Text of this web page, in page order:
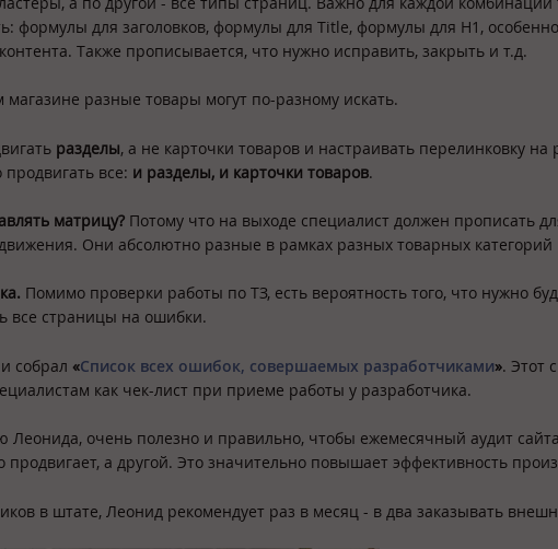
формулы для заголовков, формулы для Title, формулы для H1,
Также прописывается, что нужно исправить, закрыть и т.д.
разные товары могут по-разному искать.
разделы, а не карточки товаров и настраивать перелинковку на
все: и разделы, и карточки товаров.
матрицу? Потому что на выходе специалист должен прописать
Они абсолютно разные в рамках разных товарных категорий
Помимо проверки работы по ТЗ, есть вероятность того, что нужно
все страницы на ошибки.
собрал «Список всех ошибок, совершаемых разработчиками». Этот
как чек-лист при приеме работы у разработчика.
Леонида, очень полезно и правильно, чтобы ежемесячный аудит
продвигает, а другой. Это значительно повышает эффективность
в штате, Леонид рекомендует раз в месяц - в два заказывать